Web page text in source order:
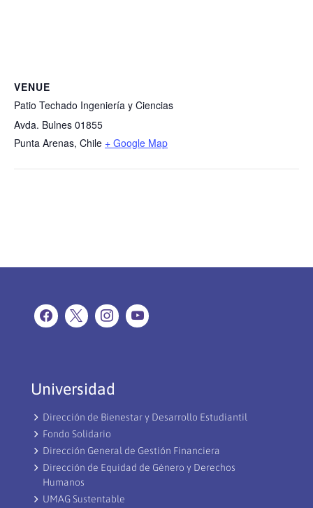
VENUE
Patio Techado Ingeniería y Ciencias
Avda. Bulnes 01855
Punta Arenas, Chile + Google Map
Universidad
Dirección de Bienestar y Desarrollo Estudiantil
Fondo Solidario
Dirección General de Gestión Financiera
Dirección de Equidad de Género y Derechos
Humanos
UMAG Sustentable